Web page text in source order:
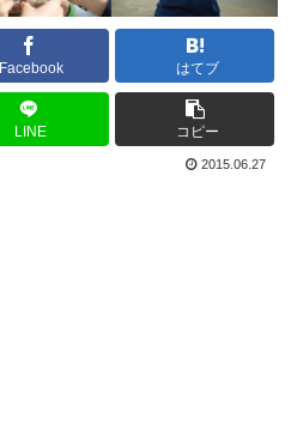
Facebook はてブ
LINE コピー
2015.06.27